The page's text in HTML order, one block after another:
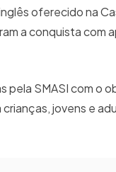
oferecido na
a conquista
pela SMASI com o
jovens e